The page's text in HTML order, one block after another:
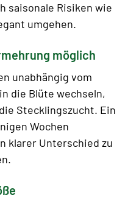
saisonale Risiken wie
umgehen.
möglich
unabhängig vom
die Blüte wechseln,
Stecklingszucht. Ein
Wochen
klarer Unterschied zu